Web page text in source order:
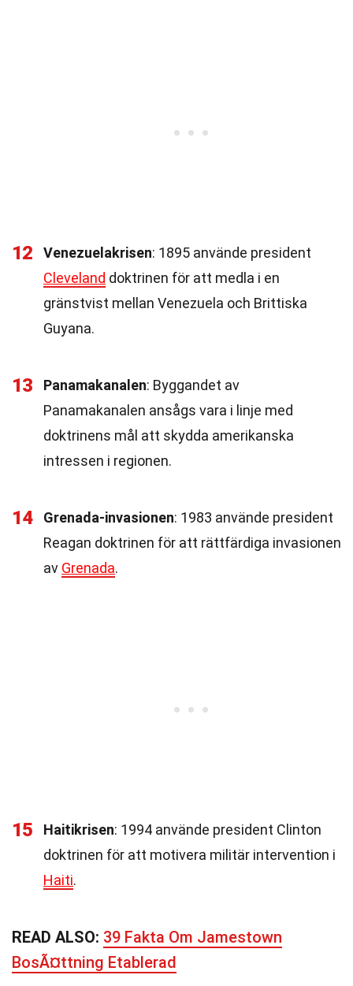
12 Venezuelakrisen: 1895 använde president
Cleveland doktrinen för att medla i en
gränstvist mellan Venezuela och Brittiska
Guyana.
13 Panamakanalen: Byggandet av
Panamakanalen ansågs vara i linje med
doktrinens mål att skydda amerikanska
intressen i regionen.
14 Grenada-invasionen: 1983 använde president
Reagan doktrinen för att rättfärdiga invasionen
av Grenada.
15 Haitikrisen: 1994 använde president Clinton
doktrinen för att motivera militär intervention i
Haiti.
READ ALSO: 39 Fakta Om Jamestown
BosÃ¤ttning Etablerad